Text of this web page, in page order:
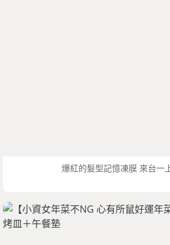
爆紅的髮型記憶凍膜 來台一